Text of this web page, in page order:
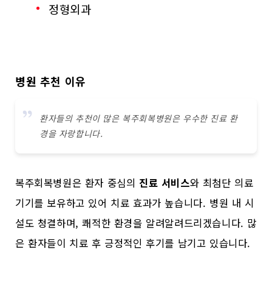
정형외과
병원 추천 이유
환자들의 추천이 많은 복주회복병원은 우수한 진료 환
경을 자랑합니다.
복주회복병원은 환자 중심의 진료 서비스와 최첨단 의료
기기를 보유하고 있어 치료 효과가 높습니다. 병원 내 시
설도 청결하며, 쾌적한 환경을 알려알려드리겠습니다. 많
은 환자들이 치료 후 긍정적인 후기를 남기고 있습니다.